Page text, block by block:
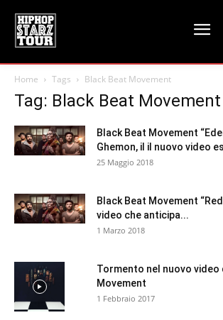
Home Tags Black Beat Movement
Tag: Black Beat Movement
Black Beat Movement
Ghemon, il il nuovo video
25 Maggio 2018
Black Beat Movement
video che anticipa...
1 Marzo 2018
Tormento nel nuovo video
Movement
1 Febbraio 2017